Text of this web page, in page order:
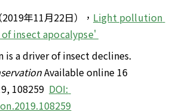
年11月22日）， Light pollution
insect apocalypse'
a driver of insect declines.
Available online 16
108259 DOI: